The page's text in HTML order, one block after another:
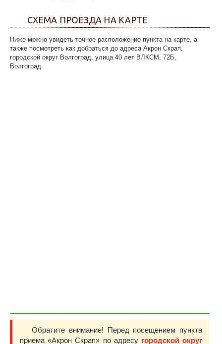
СХЕМА ПРОЕЗДА НА КАРТЕ
Ниже можно увидеть точное расположение пункта на карте, а
также посмотреть как добраться до адреса Акрон Скрап,
городской округ Волгоград, улица 40 лет ВЛКСМ, 72Б,
Волгоград.
Обратите внимание! Перед посещением пункта
приема «Акрон Скрап» по адресу городской округ